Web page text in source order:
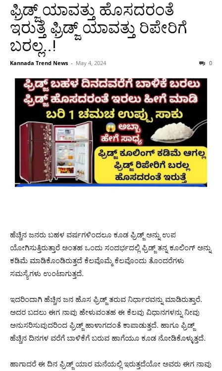
ಫ್ರಿಡ್ಜ್ ಯಾವತ್ತು ಹೊಸದರಂತೆ
ಇರುತ್ತೆ ಫ್ರಿಡ್ಜ್ ಯಾವತ್ತು ರಿಪೇರಿಗೆ
ಬರಲ್ಲ..!
Kannada Trend News - May 4, 2024 0
ಹೆಚ್ಚಿನ ಜನರು ಬಹಳ ವರ್ಷಗಳಿಂದಲೂ ಕೂಡ ಫ್ರಿಡ್ಜ್ ಅನ್ನು ಉಪ
ಯೋಗಿಸುತ್ತಿರುತ್ತಾರೆ ಅಂತಹ ಒಂದು ಸಂದರ್ಭದಲ್ಲಿ ಫ್ರಿಡ್ಜ್ ತನ್ನ ಕೂಲಿಂಗ್ ಅನ್ನು
ಕಡಿಮೆ ಮಾಡಿಕೊಂಡಿರುತ್ತದೆ ಕೆಲವೊಮ್ಮೆ ಕೆಲವೊಂದು ತೊಂದರೆಗಳು
ಸಮಸ್ಯೆಗಳು ಉಂಟಾಗುತ್ತದೆ.
ಇದರಿಂದಾಗಿ ಹೆಚ್ಚಿನ ಜನ ಹೊಸ ಫ್ರಿಡ್ಜ್ ತರುವ ನಿರ್ಧಾರವನ್ನು ಮಾಡಿರುತ್ತಾರೆ.
ಅದರ ಬದಲು ಈಗ ನಾವು ಹೇಳುವಂತಹ ಈ ಕೆಲವು ವಿಧಾನಗಳನ್ನು ನೀವು
ಅನುಸರಿಸುವುದರಿಂದ ಫ್ರಿಡ್ಜ್ ಹಾಳಾಗದಂತೆ ಕಾಪಾಡುತ್ತದೆ. ಹಾಗೂ ಫ್ರಿಡ್ಜ್
ಹೆಚ್ಚಿನ ದಿನಗಳ ವರೆಗೆ ಬಾಳಿಕೆಗೆ ಬರುವ ಹಾಗೆಯೂ ಕೂಡ ನೋಡಿಕೊಳ್ಳುತ್ತದೆ.
ಹಾಗಾದರೆ ಈ ದಿನ ಫ್ರಿಡ್ಜ್ ಯಾರ ಮನೆಯಲ್ಲಿ ಇರುತ್ತದೆಯೋ ಅವರು ಈಗ ನಾವು